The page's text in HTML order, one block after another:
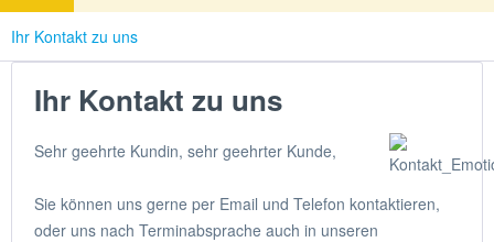
Ihr Kontakt zu uns
Ihr Kontakt zu uns
Sehr geehrte Kundin, sehr geehrter Kunde,
Sie können uns gerne per Email und Telefon kontaktieren,
oder uns nach Terminabsprache auch in unseren